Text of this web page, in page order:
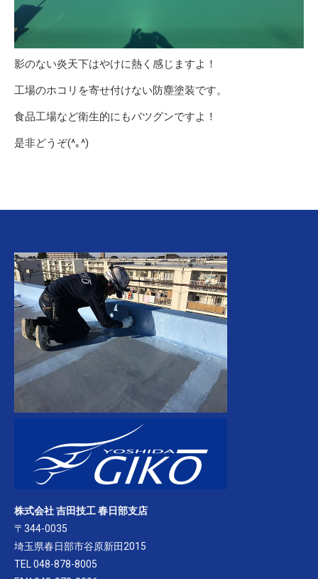
影のない炎天下はやけに熱く感じますよ！
工場のホコリを寄せ付けない防塵塗装です。
食品工場など衛生的にもバツグンですよ！
是非どうぞ(^｡^)
株式会社 吉田技工 春日部支店
〒344-0035
埼玉県春日部市谷原新田2015
TEL 048-878-8005